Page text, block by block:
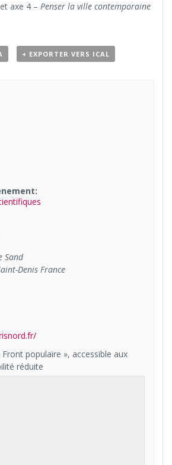
et axe 4 – Penser la ville contemporaine
+ EXPORTER VERS ICAL
Sand
Denis France
populaire », accessible aux
réduite